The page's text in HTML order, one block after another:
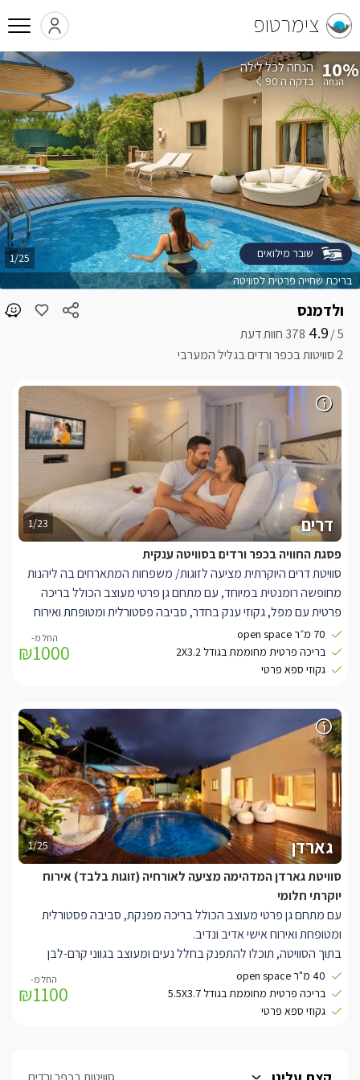
צימרטופ
ולדמנס
5 /
4.9
2 סוויטות בכפר ורדים בגליל המערבי
בריכת שחייה פרטית לסוויטה
1/25
10% הנחה לכל לילה
בדקה ה 90
שובר מילואים
1/25 גארדן
סוויטת גארדן המדהימה מציעה לאורחיה (זוגות בלבד) אירוח
יוקרתי חלומי
עם מתחם גן פרטי מעוצב הכולל בריכה מפנקת, סביבה פסטורלית
ומטופחת ואירוח אישי אדיב ונדיב.
בתוך הסוויטה, תוכלו להתפנק בחלל נעים ומעוצב בגווני קרם-לבן
בנוסף מחכה לכם בסוויטה מיטה מפוארת בעלת מזרן איכותי עם שכבת
לטקס, אמבט Free Standing המשקיף אל הגן הפרטי, חוויית צפייה
הגן הפרטי לסוויטה בנוי על דק גדול הנושק לצמחייה ירוקה ושופעת,
40 מ"ר open space
בריכה פרטית מחוממת בגודל 5.5X3.7
גקוזי ספא פרטי
₪1100
1/23 דרים
פסגת החוויה בכפר ורדים בסוויטה ענקית
סוויטת דרים היוקרתית מציעה לזוגות/ משפחות המתארחים בה ליהנות
מחופשה רומנטית במיוחד, עם מתחם גן פרטי מעוצב הכולל בריכה
פרטית עם מפל, גקוזי ענק בחדר, סביבה פסטורלית ומטופחת ואירוח
אישי אדיב ונדיב.
בתוך הסוויטה, תוכלו להתפנק בחלל נעים ומעוצב בגווני קרם-לבן,
הכולל מיטה ענקית מפוארת בעלת מזרן איכותי עם שכבת לטקס, חדר
בטכנולוגיית HD, ממיר הקלטה וספריית סרטים עשירה לצפייה ב
SMARTTV בגודל 50 אינצ' מטבחון מעוצב הכולל מיני בר.
מתחם הגן של הסוויטה הינו פרטי רק לכם ובו תוכלו להתפנק בבריכת
שחייה חלומית המחוממת בחורף (חודשים אוקטובר- מאי). סביבה פינות
מנוחה רומנטיות.
* ניתן לעשות מנגל, יש להביא את כל הציוד הנדרש.
70 מ״ר open space
בריכה פרטית מחוממת בגודל 2X3.2
גקוזי ספא פרטי
₪1000